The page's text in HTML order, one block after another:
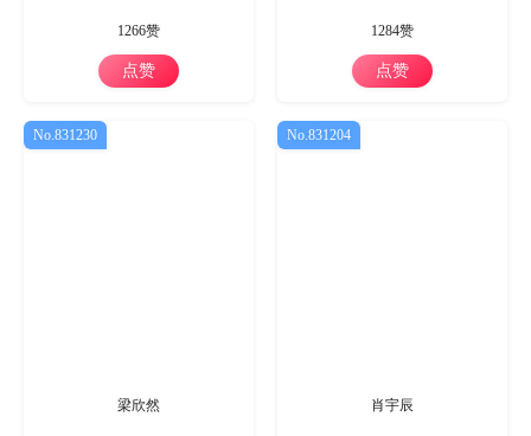
1266赞
点赞
1284赞
点赞
梁欣然
No.831230
肖宇辰
No.831204